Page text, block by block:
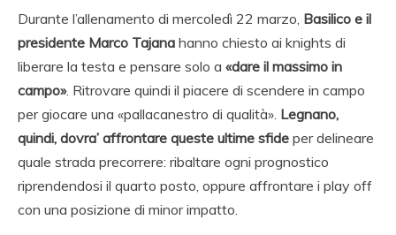
Durante l’allenamento di mercoledì 22 marzo, Basilico e il
presidente Marco Tajana hanno chiesto ai knights di
liberare la testa e pensare solo a «dare il massimo in
campo». Ritrovare quindi il piacere di scendere in campo
per giocare una «pallacanestro di qualità». Legnano,
quindi, dovra’ affrontare queste ultime sfide per delineare
quale strada precorrere: ribaltare ogni prognostico
riprendendosi il quarto posto, oppure affrontare i play off
con una posizione di minor impatto.